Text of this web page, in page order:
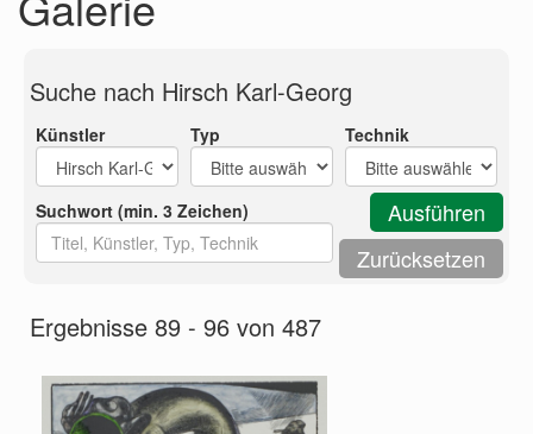
Suche nach Hirsch Karl-Georg
Künstler Typ Technik
Suchwort (min. 3 Zeichen)
Ergebnisse 89 - 96 von 487